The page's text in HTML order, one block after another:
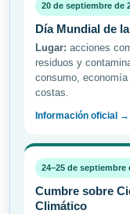
20 de septiembre de
Día Mundial de
Lugar: acciones
residuos y
consumo,
costas.
Información oficial →
24–25 de septiembre
Cumbre sobre
Climático